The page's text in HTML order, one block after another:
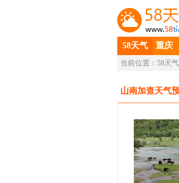
58天气 重庆
当前位置： 58天气
山南加查天气